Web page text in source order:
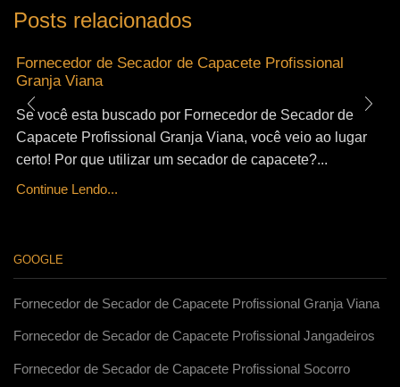
Posts relacionados
Fornecedor de Secador de Capacete Profissional
Granja Viana
Se você esta buscado por Fornecedor de Secador de
Capacete Profissional Granja Viana, você veio ao lugar
certo! Por que utilizar um secador de capacete?...
Continue Lendo...
GOOGLE
Fornecedor de Secador de Capacete Profissional Granja Viana
Fornecedor de Secador de Capacete Profissional Jangadeiros
Fornecedor de Secador de Capacete Profissional Socorro